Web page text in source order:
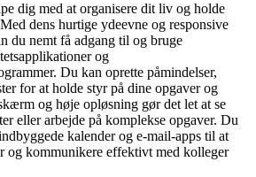
dig med at organisere dit liv og holde
dens hurtige ydeevne og responsive
du nemt få adgang til og bruge
og
Du kan oprette påmindelser,
for at holde styr på dine opgaver og
og høje opløsning gør det let at se
eller arbejde på komplekse opgaver. Du
kalender og e-mail-apps til at
og kommunikere effektivt med kolleger